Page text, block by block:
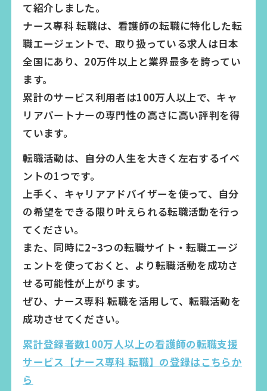
て紹介しました。
ナース専科 転職は、看護師の転職に特化した転
職エージェントで、取り扱っている求人は日本
全国にあり、20万件以上と業界最多を誇ってい
ます。
累計のサービス利用者は100万人以上で、キャ
リアパートナーの専門性の高さに高い評判を得
ています。
転職活動は、自分の人生を大きく左右するイベ
ントの1つです。
上手く、キャリアアドバイザーを使って、自分
の希望をできる限り叶えられる転職活動を行っ
てください。
また、同時に2~3つの転職サイト・転職エージ
ェントを使っておくと、より転職活動を成功さ
せる可能性が上がります。
ぜひ、ナース専科 転職を活用して、転職活動を
成功させてください。
累計登録者数100万人以上の看護師の転職支援
サービス【ナース専科 転職】の登録はこちらか
ら